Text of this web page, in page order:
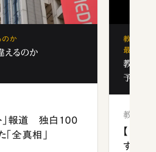
のか
えるのか
」報道 独白100
全真相」
教育の地
最新勢力
教育の
予備校
教育
【中国
する“